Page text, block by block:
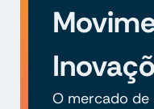
O mercado